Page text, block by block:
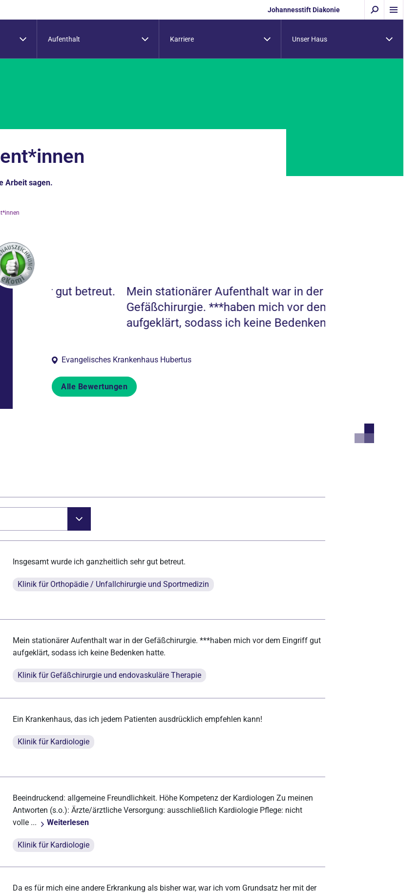
Johannesstift Diakonie
Aufenthalt Karriere Unser Haus
Arbeit sagen.
Mein stationärer Aufenthalt war in der
Gefäßchirurgie. ***haben mich vor dem Eingriff gut
aufgeklärt, sodass ich keine Bedenken hatte.
Evangelisches Krankenhaus Hubertus
Alle Bewertungen
Insgesamt wurde ich ganzheitlich sehr gut betreut.
Klinik für Orthopädie / Unfallchirurgie und Sportmedizin
Mein stationärer Aufenthalt war in der Gefäßchirurgie. ***haben mich vor dem Eingriff gut
aufgeklärt, sodass ich keine Bedenken hatte.
Klinik für Gefäßchirurgie und endovaskuläre Therapie
Ein Krankenhaus, das ich jedem Patienten ausdrücklich empfehlen kann!
Klinik für Kardiologie
Beeindruckend: allgemeine Freundlichkeit. Höhe Kompetenz der Kardiologen Zu meinen
Antworten (s.o.): Ärzte/ärztliche Versorgung: ausschließlich Kardiologie Pflege: nicht
volle ...
Weiterlesen
Klinik für Kardiologie
Da es für mich eine andere Erkrankung als bisher war, war ich vom Grundsatz her mit der